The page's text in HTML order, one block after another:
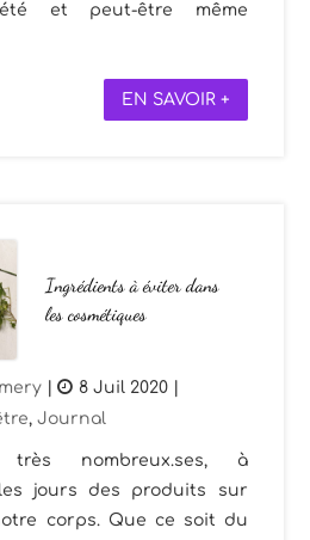
et peut-être même
EN SAVOIR +
Ingrédients à éviter dans
les cosmétiques
| 8 Juil 2020
,Journal
très nombreux.ses, à
jours des produits sur
corps. Que ce soit du